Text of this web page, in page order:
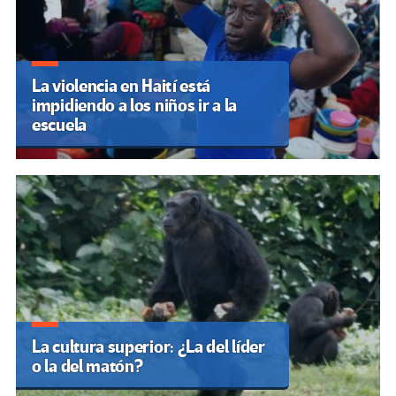
La violencia en Haití está
impidiendo a los niños ir a la
escuela
La cultura superior: ¿La del líder
o la del matón?